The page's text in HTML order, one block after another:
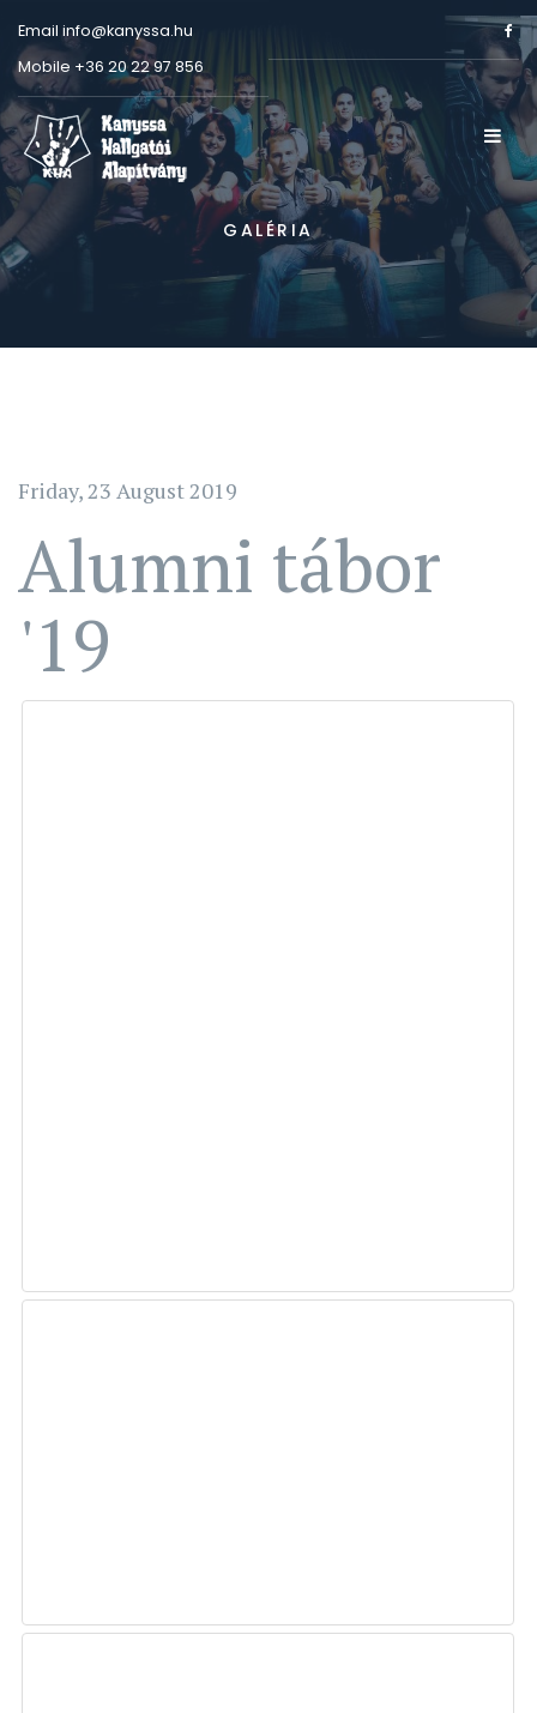
Email info@kanyssa.hu
Mobile +36 20 22 97 856
GALÉRIA
Friday, 23 August 2019
Alumni tábor
'19